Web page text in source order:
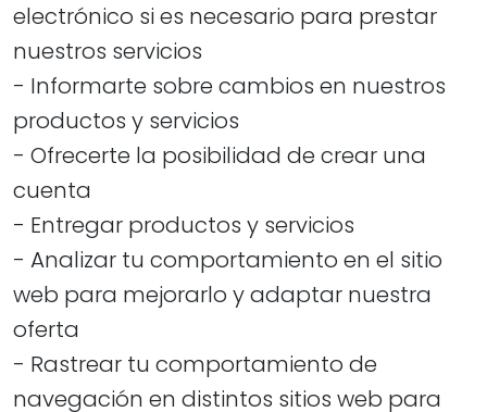
electrónico si es necesario para prestar
nuestros servicios
- Informarte sobre cambios en nuestros
productos y servicios
- Ofrecerte la posibilidad de crear una
cuenta
- Entregar productos y servicios
- Analizar tu comportamiento en el sitio
web para mejorarlo y adaptar nuestra
oferta
- Rastrear tu comportamiento de
navegación en distintos sitios web para